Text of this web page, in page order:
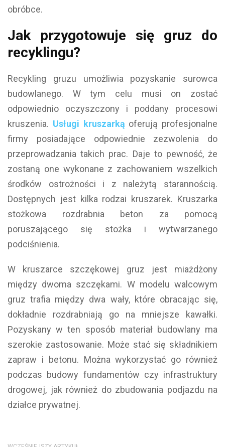
obróbce.
Jak przygotowuje się gruz do
recyklingu?
Recykling gruzu umożliwia pozyskanie surowca
budowlanego. W tym celu musi on zostać
odpowiednio oczyszczony i poddany procesowi
kruszenia. Usługi kruszarką oferują profesjonalne
firmy posiadające odpowiednie zezwolenia do
przeprowadzania takich prac. Daje to pewność, że
zostaną one wykonane z zachowaniem wszelkich
środków ostrożności i z należytą starannością.
Dostępnych jest kilka rodzai kruszarek. Kruszarka
stożkowa rozdrabnia beton za pomocą
poruszającego się stożka i wytwarzanego
podciśnienia.
W kruszarce szczękowej gruz jest miażdżony
między dwoma szczękami. W modelu walcowym
gruz trafia między dwa wały, które obracając się,
dokładnie rozdrabniają go na mniejsze kawałki.
Pozyskany w ten sposób materiał budowlany ma
szerokie zastosowanie. Może stać się składnikiem
zapraw i betonu. Można wykorzystać go również
podczas budowy fundamentów czy infrastruktury
drogowej, jak również do zbudowania podjazdu na
działce prywatnej.